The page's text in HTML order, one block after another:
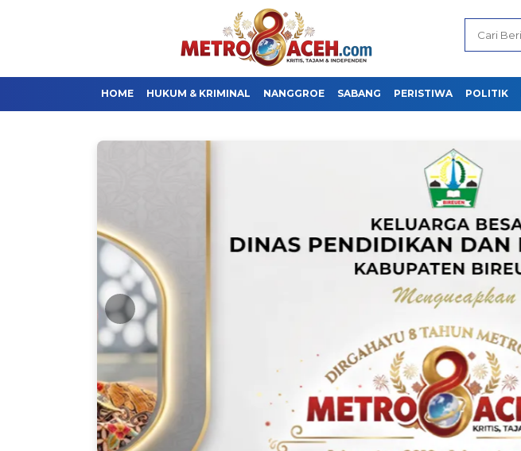
HOME HUKUM & KRIMINAL NANGGROE SABANG PERISTIWA POLITIK